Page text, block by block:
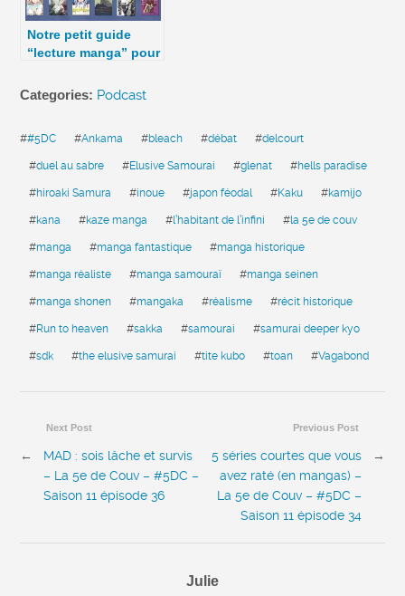
Notre petit guide
“lecture manga” pour
de Couv’ – #5DC –
Saison 10 épisode 40
Categories: Podcast
##5DC #Ankama #bleach #débat #delcourt
#duel au sabre #Elusive Samourai #glenat #hells paradise
#hiroaki Samura #inoue #japon féodal #Kaku #kamijo
#kana #kaze manga #l’habitant de l’infini #la 5e de couv
#manga #manga fantastique #manga historique
#manga réaliste #manga samouraï #manga seinen
#manga shonen #mangaka #réalisme #récit historique
#Run to heaven #sakka #samourai #samurai deeper kyo
#sdk #the elusive samurai #tite kubo #toan #Vagabond
Previous Post
5 séries courtes que vous
avez raté (en mangas) –
La 5e de Couv – #5DC –
Saison 11 épisode 34
→
Next Post
←
MAD : sois lâche et survis
– La 5e de Couv – #5DC –
Saison 11 épisode 36
Julie